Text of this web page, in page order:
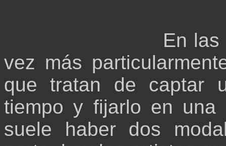
En las
vez más
que tratan de captar
tiempo y fijarlo en una
suele haber dos